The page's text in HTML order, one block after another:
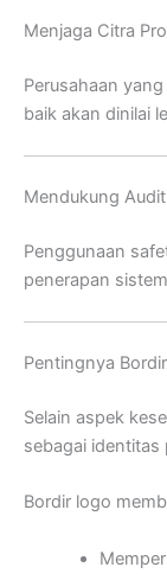
Menjaga Citra
Perusahaan
baik akan dinilai
Mendukung
Penggunaan
penerapan
Pentingnya
Selain aspek
sebagai identitas
Bordir logo